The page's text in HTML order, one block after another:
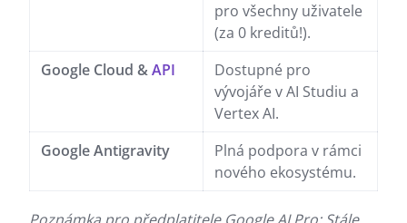
pro všechny uživatele
(za 0 kreditů!).
Google Cloud &API
Dostupné pro
vývojáře v AI Studiu a
Vertex AI.
Google Antigravity
Plná podpora v rámci
nového ekosystému.